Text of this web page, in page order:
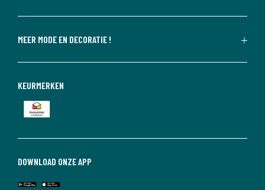
MEER MODE EN DECORATIE !
DOWNLOAD ONZE APP
KEURMERKEN